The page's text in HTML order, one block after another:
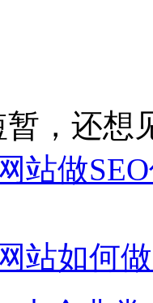
，还想
站做
站如何